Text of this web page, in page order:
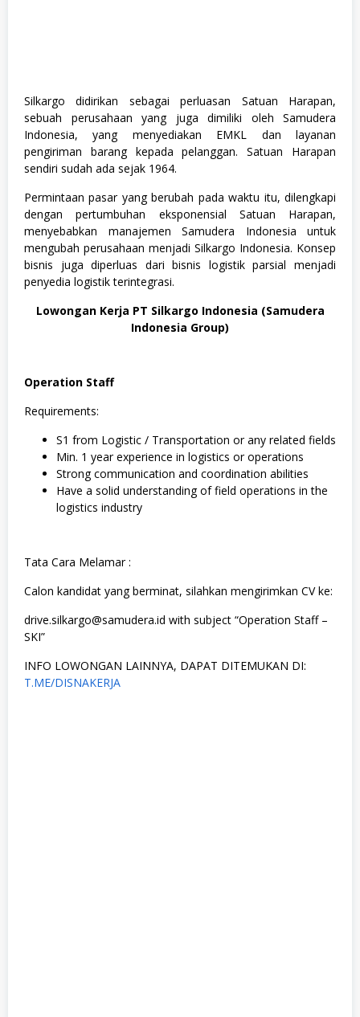
Silkargo didirikan sebagai perluasan Satuan Harapan,
sebuah perusahaan yang juga dimiliki oleh Samudera
Indonesia, yang menyediakan EMKL dan layanan
pengiriman barang kepada pelanggan. Satuan Harapan
sendiri sudah ada sejak 1964.
Permintaan pasar yang berubah pada waktu itu, dilengkapi
dengan pertumbuhan eksponensial Satuan Harapan,
menyebabkan manajemen Samudera Indonesia untuk
mengubah perusahaan menjadi Silkargo Indonesia. Konsep
bisnis juga diperluas dari bisnis logistik parsial menjadi
penyedia logistik terintegrasi.
Lowongan Kerja PT Silkargo Indonesia (Samudera
Indonesia Group)
Operation Staff
Requirements:
S1 from Logistic / Transportation or any related fields
Min. 1 year experience in logistics or operations
Strong communication and coordination abilities
Have a solid understanding of field operations in the
logistics industry
Tata Cara Melamar :
Calon kandidat yang berminat, silahkan mengirimkan CV ke:
drive.silkargo@samudera.id with subject “Operation Staff –
SKI”
INFO LOWONGAN LAINNYA, DAPAT DITEMUKAN DI:
T.ME/DISNAKERJA